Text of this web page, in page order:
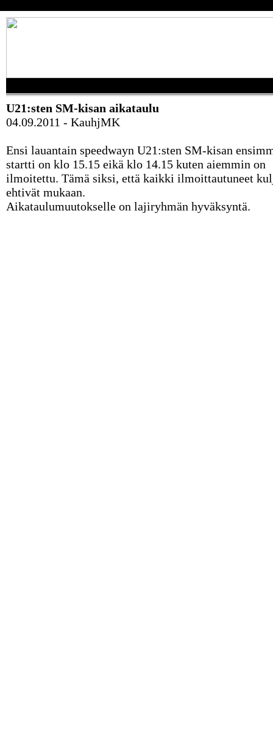
U21:sten SM-kisan aikataulu
04.09.2011 - KauhjMK
Ensi lauantain speedwayn U21:sten SM-kisan
startti on klo 15.15 eikä klo 14.15 kuten aiemmin on
ilmoitettu. Tämä siksi, että kaikki ilmoittautuneet
ehtivät mukaan.
Aikataulumuutokselle on lajiryhmän hyväksyntä.